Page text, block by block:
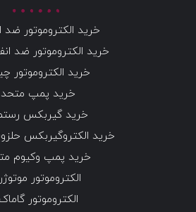
خرید الکتروموتور ضد
خرید الکتروموتور ضد
خرید الکتروموتور
خرید پمپ متحد
خرید گیربکس
خرید الکتروگیربکس
خرید پمپ وکیوم
الکتروموتور
الکتروموتور گاماک